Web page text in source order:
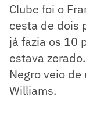
Clube foi o
cesta de dois
já fazia os 10
estava
Negro veio
Williams.